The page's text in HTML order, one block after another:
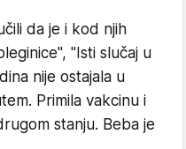
da je i kod njih
"Isti slučaj u
nije ostajala u
Primila vakcinu i
stanju. Beba je